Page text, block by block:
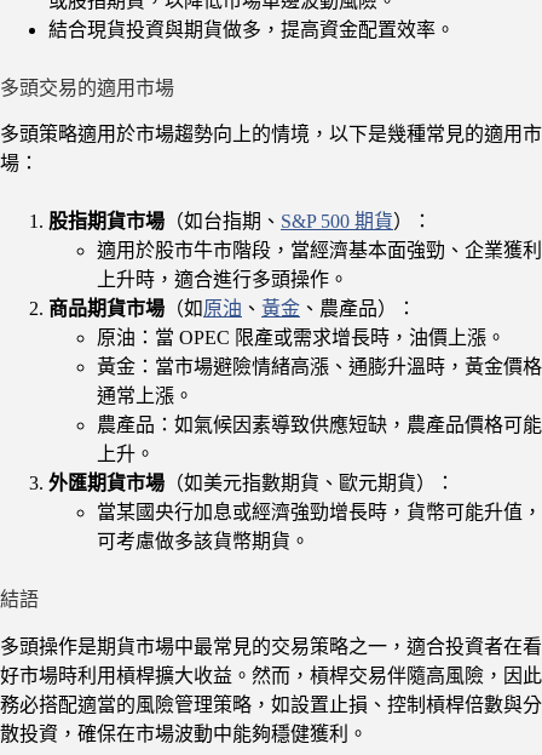
結合現貨投資與期貨做多，提高資金配置效率。
多頭交易的適用市場
多頭策略適用於市場趨勢向上的情境，以下是幾種常見的適用市
場：
股指期貨市場 （如台指期、 S&P 500 期貨）：
適用於股市牛市階段，當經濟基本面強勁、企業獲利
上升時，適合進行多頭操作。
商品期貨市場 （如原油 、 黃金 、農產品）：
原油：當 OPEC 限產或需求增長時，油價上漲。
黃金：當市場避險情緒高漲、通膨升溫時，黃金價格
通常上漲。
農產品：如氣候因素導致供應短缺，農產品價格可能
上升。
外匯期貨市場 （如美元指數期貨、歐元期貨）：
當某國央行加息或經濟強勁增長時，貨幣可能升值，
可考慮做多該貨幣期貨。
結語
多頭操作是期貨市場中最常見的交易策略之一，適合投資者在看
好市場時利用槓桿擴大收益。然而，槓桿交易伴隨高風險，因此
務必搭配適當的風險管理策略，如設置止損、控制槓桿倍數與分
散投資，確保在市場波動中能夠穩健獲利。